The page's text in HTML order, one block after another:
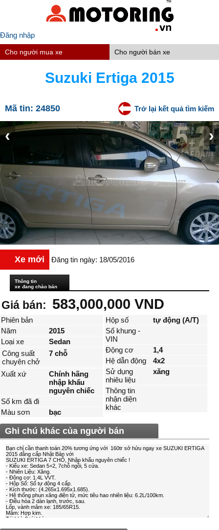
Đăng nhập
Cho người mua xe Cho người bán xe
Suzuki Ertiga 2015
Mã tin: 24850 Trở lại kết quả tìm kiếm
‹ ›
Xe mới Đăng tin ngày: 18/05/2016
Thông tin
xe đang chào bán
Giá bán: 583,000,000 VND
Phiên bản
Năm
2015
Loại xe
Sedan
Công suất
chuyên chở
7 chỗ
Xuất xứ
Chính hãng
nhập khẩu
nguyên chiếc
Số km đã đi
Màu sơn
bạc
Hộp số
tự động (A/T)
Số khung -
VIN
Động cơ
1,4
Hệ dẫn động
4x2
Sử dụng
nhiêu liệu
xăng
Thông tin
nhận diện
khác
Ghi chú khác của người bán